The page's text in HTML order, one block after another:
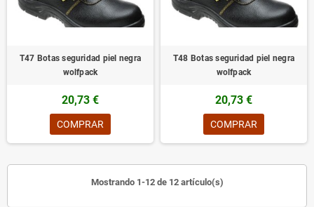
T47 Botas seguridad piel negra
wolfpack
20,73 €
COMPRAR
T48 Botas seguridad piel negra
wolfpack
20,73 €
COMPRAR
Mostrando 1-12 de 12 artículo(s)